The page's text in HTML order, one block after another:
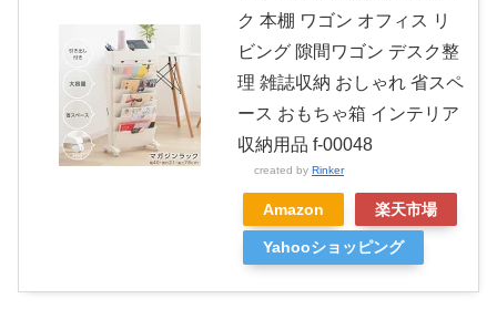
ク 本棚 ワゴン オフィス リ
ビング 隙間ワゴン デスク整
理 雑誌収納 おしゃれ 省スペ
ース おもちゃ箱 インテリア
収納用品 f-00048
created by Rinker
Amazon 楽天市場
Yahooショッピング